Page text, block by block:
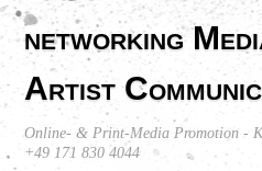
networking
Artist
Online- & Print-Media Promotion -
+49 171 830 4044